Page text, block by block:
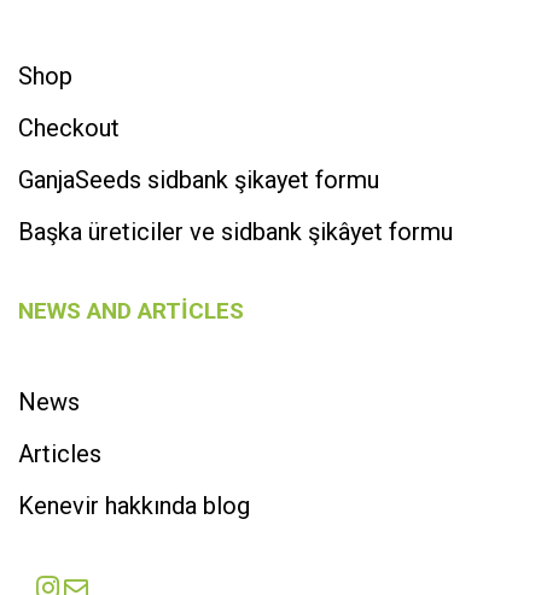
Shop
Checkout
GanjaSeeds sidbank şikayet formu
Başka üreticiler ve sidbank şikâyet formu
NEWS AND ARTICLES
News
Articles
Kenevir hakkında blog